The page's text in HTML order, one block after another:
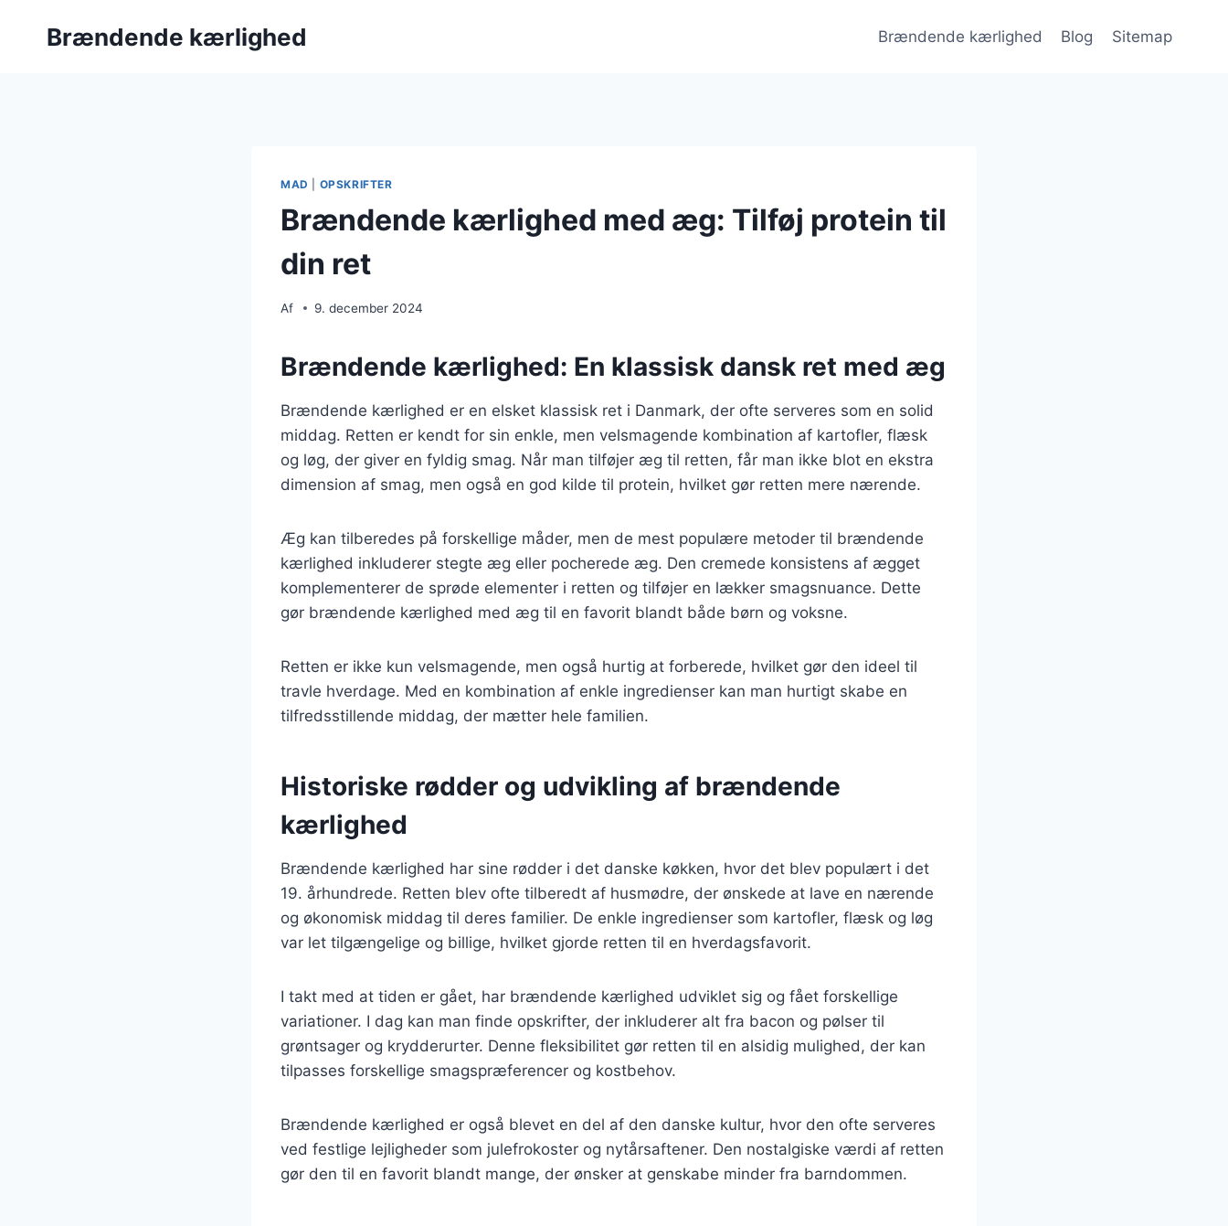
Brændende kærlighed Brændende kærlighed Blog Sitemap
MAD OPSKRIFTER
Brændende kærlighed med æg: Tilføj protein til
din ret
Af 9. december 2024
Brændende kærlighed: En klassisk dansk ret med æg
Brændende kærlighed er en elsket klassisk ret i Danmark, der ofte serveres som en solid
middag. Retten er kendt for sin enkle, men velsmagende kombination af kartofler, flæsk
og løg, der giver en fyldig smag. Når man tilføjer æg til retten, får man ikke blot en ekstra
dimension af smag, men også en god kilde til protein, hvilket gør retten mere nærende.
Æg kan tilberedes på forskellige måder, men de mest populære metoder til brændende
kærlighed inkluderer stegte æg eller pocherede æg. Den cremede konsistens af ægget
komplementerer de sprøde elementer i retten og tilføjer en lækker smagsnuance. Dette
gør brændende kærlighed med æg til en favorit blandt både børn og voksne.
Retten er ikke kun velsmagende, men også hurtig at forberede, hvilket gør den ideel til
travle hverdage. Med en kombination af enkle ingredienser kan man hurtigt skabe en
tilfredsstillende middag, der mætter hele familien.
Historiske rødder og udvikling af brændende
kærlighed
Brændende kærlighed har sine rødder i det danske køkken, hvor det blev populært i det
19. århundrede. Retten blev ofte tilberedt af husmødre, der ønskede at lave en nærende
og økonomisk middag til deres familier. De enkle ingredienser som kartofler, flæsk og løg
var let tilgængelige og billige, hvilket gjorde retten til en hverdagsfavorit.
I takt med at tiden er gået, har brændende kærlighed udviklet sig og fået forskellige
variationer. I dag kan man finde opskrifter, der inkluderer alt fra bacon og pølser til
grøntsager og krydderurter. Denne fleksibilitet gør retten til en alsidig mulighed, der kan
tilpasses forskellige smagspræferencer og kostbehov.
Brændende kærlighed er også blevet en del af den danske kultur, hvor den ofte serveres
ved festlige lejligheder som julefrokoster og nytårsaftener. Den nostalgiske værdi af retten
gør den til en favorit blandt mange, der ønsker at genskabe minder fra barndommen.